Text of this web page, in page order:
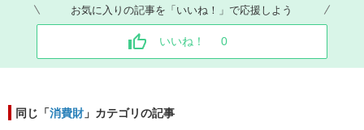
お気に入りの記事を「いいね！」で応援しよう
いいね！ 0
同じ「消費財 」カテゴリの記事